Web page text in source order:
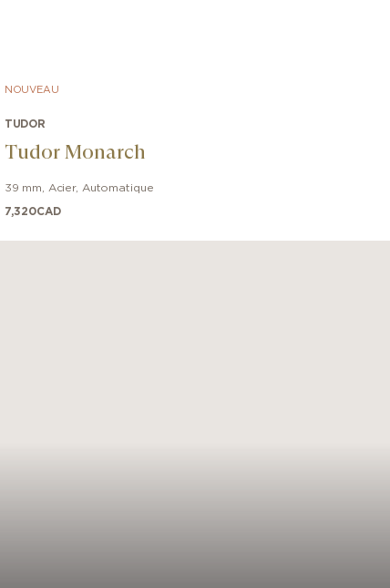
NOUVEAU
TUDOR
Tudor Monarch
39 mm Acier, Automatique
7,320CAD